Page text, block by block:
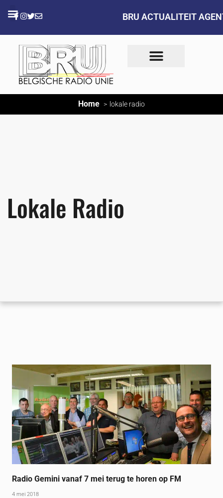
BRU ACTUALITEIT
Home lokale radio
Lokale Radio
Radio Gemini vanaf 7 mei terug te horen op FM
4 mei 2018